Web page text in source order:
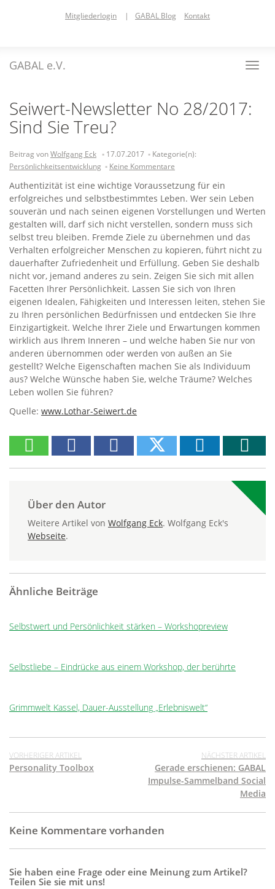
Mitgliederlogin | GABAL Blog Kontakt
GABAL e.V.
Seiwert-Newsletter No 28/2017:
Sind Sie Treu?
Beitrag vonWolfgang Eck 17.07.2017
Kategorie(n):
Persönlichkeitsentwicklung
Keine Kommentare
Authentizität ist eine wichtige Voraussetzung für ein
erfolgreiches und selbstbestimmtes Leben. Wer sein Leben
souverän und nach seinen eigenen Vorstellungen und Werten
gestalten will, darf sich nicht verstellen, sondern muss sich
selbst treu bleiben. Fremde Ziele zu übernehmen und das
Verhalten erfolgreicher Menschen zu kopieren, führt nicht zu
dauerhafter Zufriedenheit und Erfüllung. Geben Sie deshalb
nicht vor, jemand anderes zu sein. Zeigen Sie sich mit allen
Facetten Ihrer Persönlichkeit. Lassen Sie sich von Ihren
eigenen Idealen, Fähigkeiten und Interessen leiten, stehen Sie
zu Ihren persönlichen Bedürfnissen und entdecken Sie Ihre
Einzigartigkeit. Welche Ihrer Ziele und Erwartungen kommen
wirklich aus Ihrem Inneren – und welche haben Sie nur von
anderen übernommen oder werden von außen an Sie
gestellt? Welche Eigenschaften machen Sie als Individuum
aus? Welche Wünsche haben Sie, welche Träume? Welches
Leben wollen Sie führen?
Quelle: www.Lothar-Seiwert.de
Über den Autor
Weitere Artikel von Wolfgang Eck. Wolfgang Eck's
Webseite.
Ähnliche Beiträge
Selbstwert und Persönlichkeit stärken – Workshopreview
Selbstliebe – Eindrücke aus einem Workshop, der berührte
Grimmwelt Kassel, Dauer-Ausstellung „Erlebniswelt“
VORHERIGER ARTIKEL
Personality Toolbox
NÄCHSTER ARTIKEL
Gerade erschienen: GABAL
Impulse-Sammelband Social
Media
Keine Kommentare vorhanden
Sie haben eine Frage oder eine Meinung zum Artikel?
Teilen Sie sie mit uns!